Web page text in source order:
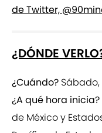
de Twitter,
¿DÓNDE
¿Cuándo?
¿A qué hora inicia?
de México y